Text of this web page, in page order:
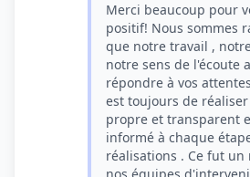
Merci beaucoup pour
positif! Nous sommes
que notre travail ,
notre sens de l'écoute
répondre à vos
est toujours de
propre et transparent
informé à chaque
réalisations . Ce fut